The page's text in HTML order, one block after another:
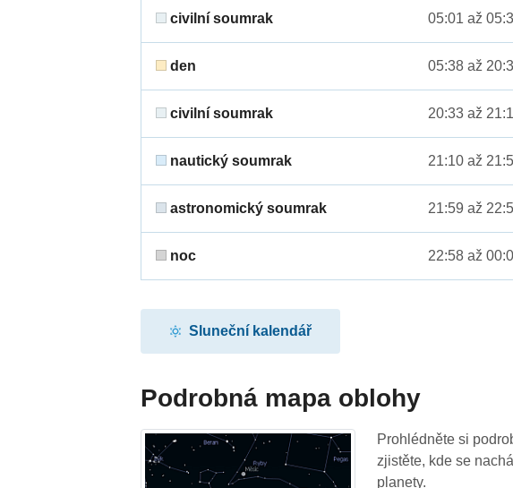
civilní soumrak 05:01 až
den 05:38 až
civilní soumrak 20:33 až
nautický soumrak 21:10 až
astronomický soumrak 21:59 až
noc 22:58 až
Sluneční kalendář
Podrobná mapa oblohy
Prohlédněte si
zjistěte, kde se
planety.